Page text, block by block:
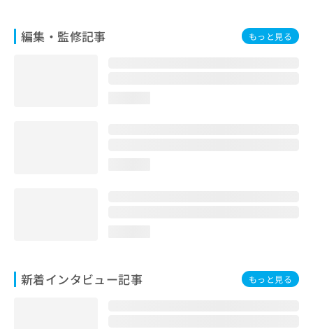
編集・監修記事 もっと見る
新着インタビュー記事 もっと見る